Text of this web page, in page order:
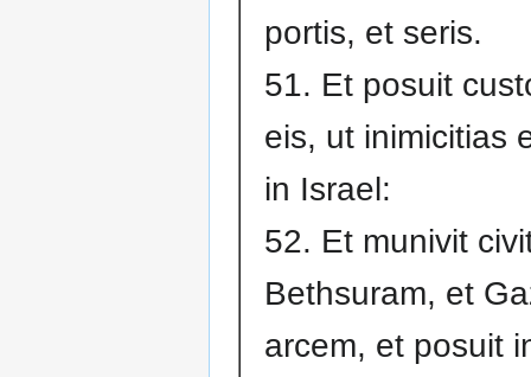
portis, et seris.
51. Et posuit
eis, ut inimicitias
in Israel:
52. Et munivit
Bethsuram, et
arcem, et posuit